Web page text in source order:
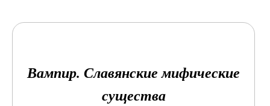
Вампир. Славянские мифические
существа